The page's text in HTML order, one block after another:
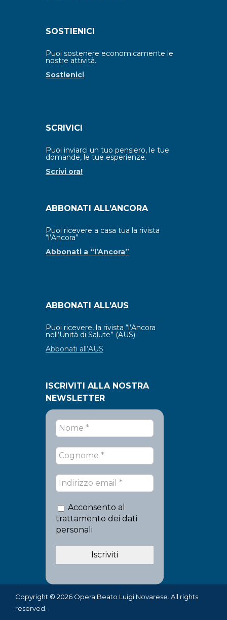
SOSTIENICI
Puoi sostenere economicamente le
nostre attività.
Sostienici
SCRIVICI
Puoi inviarci un tuo pensiero, le tue
domande, le tue esperienze.
Scrivi ora!
ABBONATI ALL’ANCORA
Puoi ricevere a casa tua la rivista
“l’Ancora”
Abbonati a “l’Ancora”
ABBONATI ALL’AUS
Puoi ricevere, la rivista “l’Ancora
nell’Unità di Salute” (AUS)
Abbonati all’AUS
ISCRIVITI ALLA NOSTRA
NEWSLETTER
Acconsento al
trattamento dei dati
personali
Copyright © 2026 Opera Beato Luigi Novarese. All rights
reserved.